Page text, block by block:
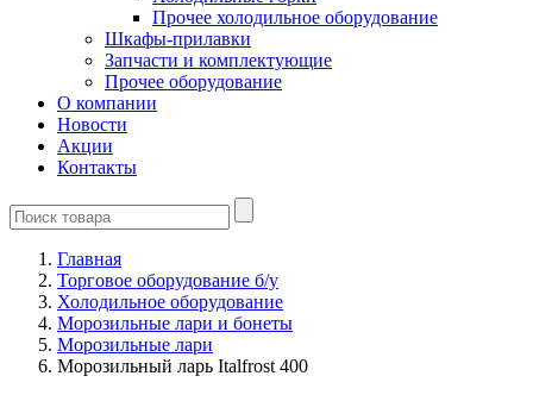
Прочее холодильное оборудование
Шкафы-прилавки
Запчасти и комплектующие
Прочее оборудование
О компании
Новости
Акции
Контакты
Главная
Торговое оборудование б/у
Холодильное оборудование
Морозильные лари и бонеты
Морозильные лари
Морозильный ларь Italfrost 400